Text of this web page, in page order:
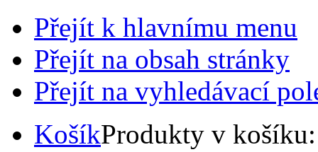
Přejít k hlavnímu menu
Přejít na obsah stránky
Přejít na vyhledávací
KošíkProdukty v